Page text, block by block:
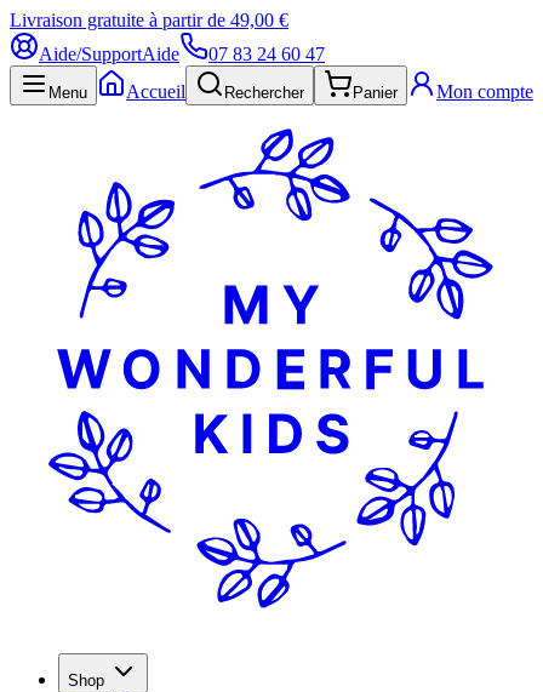
Livraison gratuite à partir de 49,00 €
Aide/SupportAide 07 83 24 60 47
Menu Accueil Rechercher Panier Mon compte
Shop